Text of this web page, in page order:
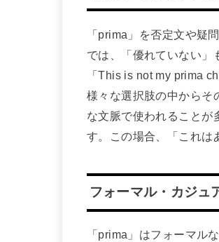
「prima」を否定文や疑
では、「優れていない」
「This is not my prima
様々な選択肢の中からそ
な文脈で使われることが
す。この場合、「これは
フォーマル・カジュ
「prima」はフォーマル